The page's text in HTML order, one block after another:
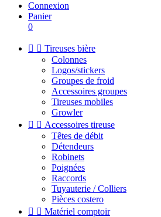
Connexion
Panier
0
  Tireuses bière
Colonnes
Logos/stickers
Groupes de froid
Accessoires groupes
Tireuses mobiles
Growler
  Accessoires tireuse
Têtes de débit
Détendeurs
Robinets
Poignées
Raccords
Tuyauterie / Colliers
Pièces costero
  Matériel comptoir